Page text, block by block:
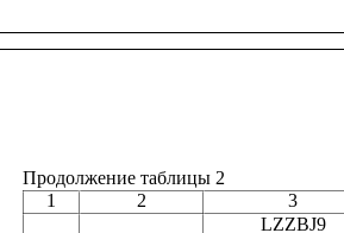
Продолжение таблицы 2
1
2
3
LZZBJ9